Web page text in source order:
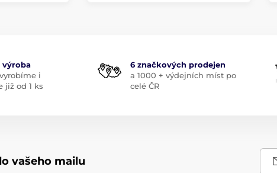
výroba
i
již od 1 ks
6 značkových prodejen
a 1000 + výdejních míst po
celé ČR
vašeho mailu